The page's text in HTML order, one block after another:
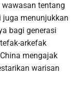
tentang
juga menunjukkan
bagi generasi
arkefak
mengajak
warisan